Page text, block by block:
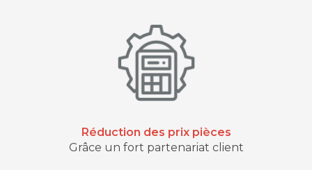
Réduction des prix pièces
Grâce un fort partenariat client